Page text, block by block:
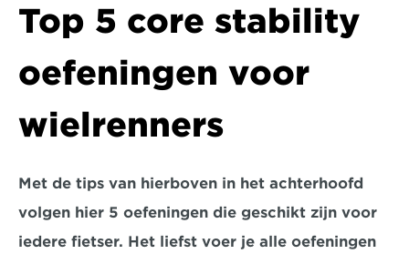
Top 5 core stability
oefeningen voor
wielrenners
Met de tips van hierboven in het achterhoofd
volgen hier 5 oefeningen die geschikt zijn voor
iedere fietser. Het liefst voer je alle oefeningen